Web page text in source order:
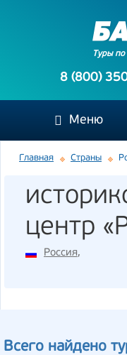
Туры по
8 (800)
Меню
Главная Страны
центр
Россия,
Всего найдено